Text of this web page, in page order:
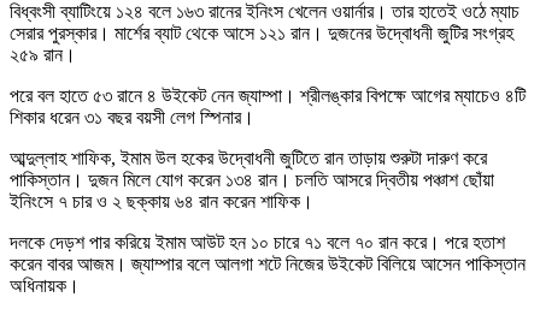
বিধ্বংসী ব্যাটিংয়ে ১২৪ বলে ১৬৩ রানের ইনিংস খেলেন ওয়ার্নার। তার হাতেই ওঠে ম্যাচ
সেরার পুরস্কার। মার্শের ব্যাট থেকে আসে ১২১ রান। দুজনের উদ্বোধনী জুটির সংগ্রহ
২৫৯ রান।
পরে বল হাতে ৫৩ রানে ৪ উইকেট নেন জ্যাম্পা। শ্রীলঙ্কার বিপক্ষে আগের ম্যাচেও ৪টি
শিকার ধরেন ৩১ বছর বয়সী লেগ স্পিনার।
আব্দুল্লাহ শাফিক, ইমাম উল হকের উদ্বোধনী জুটিতে রান তাড়ায় শুরুটা দারুণ করে
পাকিস্তান। দুজন মিলে যোগ করেন ১৩৪ রান। চলতি আসরে দ্বিতীয় পঞ্চাশ ছোঁয়া
ইনিংসে ৭ চার ও ২ ছক্কায় ৬৪ রান করেন শাফিক।
দলকে দেড়শ পার করিয়ে ইমাম আউট হন ১০ চারে ৭১ বলে ৭০ রান করে। পরে হতাশ
করেন বাবর আজম। জ্যাম্পার বলে আলগা শটে নিজের উইকেট বিলিয়ে আসেন পাকিস্তান
অধিনায়ক।